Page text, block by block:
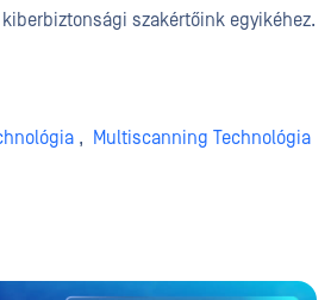
szakértőink egyikéhez.
, Multiscanning Technológia